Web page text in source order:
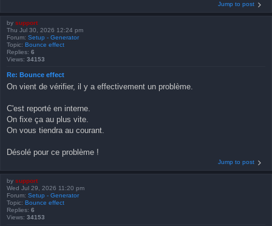
Jump to post
by support
Thu Jul 30, 2026 12:24 pm
Forum: Setup - Generator
Topic: Bounce effect
Replies: 6
Views: 34153
Re: Bounce effect
On vient de vérifier, il y a effectivement un problème.
C'est reporté en interne.
On fixe ça au plus vite.
On vous tiendra au courant.
Désolé pour ce problème !
Jump to post
by support
Wed Jul 29, 2026 11:20 pm
Forum: Setup - Generator
Topic: Bounce effect
Replies: 6
Views: 34153